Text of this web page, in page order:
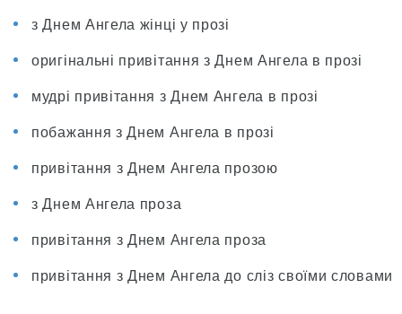
з Днем Ангела жінці у прозі
оригінальні привітання з Днем Ангела в прозі
мудрі привітання з Днем Ангела в прозі
побажання з Днем Ангела в прозі
привітання з Днем Ангела прозою
з Днем Ангела проза
привітання з Днем Ангела проза
привітання з Днем Ангела до сліз своїми словами